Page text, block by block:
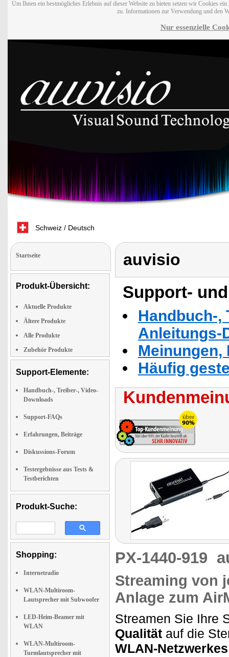
Um Ihnen ein bestmögliches Erlebnis auf dieser Website zu bieten setzen wir Cookies
zu. Informationen zur Verwendung und den
Nur essenzielle
Schweiz / Deutsch
Startseite
Produkt-Übersicht:
Aktuelle Produkte
Ältere Produkte
Alle Produkte
Zubehör Produkte
Support-Elemente:
Handbuch-, Treiber-, Video-
Downloads
Support-FAQs
Erfahrungen, Beiträge
Diskussions-Forum
Testergebnisse aus Tests &
Testberichten
Produkt-Suche:
Shopping:
Internetradio
WLAN-Multiroom-
Lautsprecher mit Subwoofer
LED-Heim-Beamer mit
WLAN
WLAN-Multiroom-
Turmlautsprecher mit
auvisio
Support-
Handbuch-,
Anleitungs-
Häufig
PX-1440-919
Streaming von
Anlage zum
Streamen Sie Ihre
Qualität auf die
WLAN-